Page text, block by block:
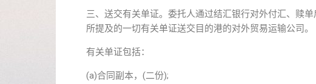
三、送交有关单证。委托人通过结汇银行对外付汇、赎
所提及的一切有关单证送交目的港的对外贸易运输公司。
有关单证包括：
(a)合同副本，(二份);